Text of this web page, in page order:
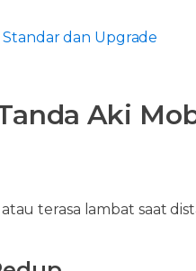
Standar dan Upgrade
Aki
terasa lambat saat